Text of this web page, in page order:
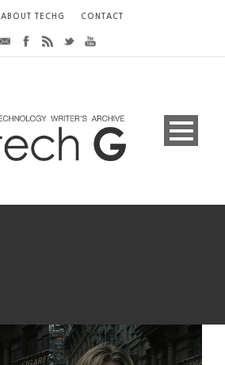
ABOUT TECHG CONTACT